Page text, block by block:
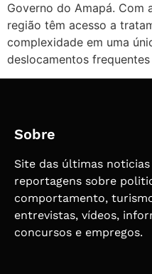
Governo do Amapá. Com
região têm acesso a
complexidade em uma
deslocamentos
Sobre
Site das últimas
reportagens sobre
comportamento,
entrevistas, vídeos,
concursos e empregos.